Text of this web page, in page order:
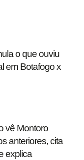
o que ouviu
em Botafogo x
vê Montoro
anteriores, cita
explica